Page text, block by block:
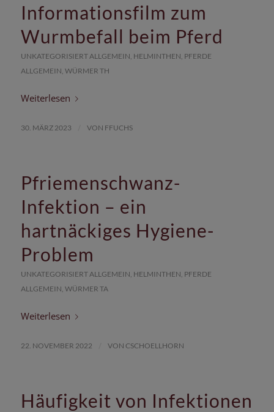
Informationsfilm zum
Wurmbefall beim Pferd
UNKATEGORISIERT ALLGEMEIN HELMINTHEN PFERDE
ALLGEMEIN WÜRMER TH
Weiterlesen
30. MÄRZ 2023 VON FFUCHS
Pfriemenschwanz-
Infektion – ein
hartnäckiges Hygiene-
Problem
UNKATEGORISIERT ALLGEMEIN HELMINTHEN PFERDE
ALLGEMEIN WÜRMER TA
Weiterlesen
22. NOVEMBER 2022 VON CSCHOELLHORN
Häufigkeit von Infektionen